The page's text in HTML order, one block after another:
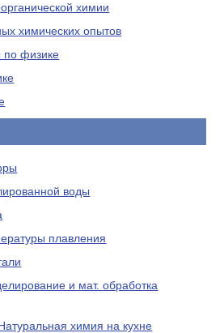
химии
химических опытов
по физике
воды
плавления
и мат. обработка
химия на кухне